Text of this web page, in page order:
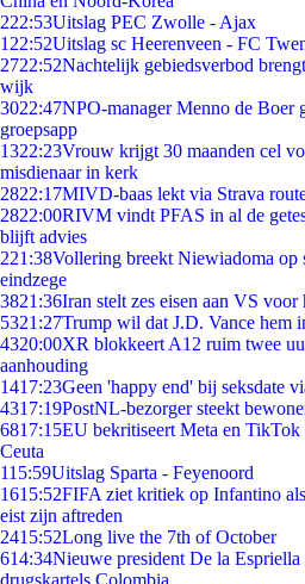
222:53Uitslag PEC Zwolle - Ajax
1 22:52Uitslag sc Heerenveen - FC
2722:52Nachtelijk gebiedsverbod
wijk
3022:47NPO-manager Menno de Boer
groepsapp
1322:23Vrouw krijgt 30 maanden cel
misdienaar in kerk
2822:17MIVD-baas lekt via Strava
2822:00RIVM vindt PFAS in al de
blijft advies
221:38Vollering breekt Niewiadoma op
eindzege
3821:36Iran stelt zes eisen aan VS
5321:27Trump wil dat J.D. Vance hem
4320:00XR blokkeert A12 ruim twee
aanhouding
1417:23Geen 'happy end' bij seksdate
4317:19PostNL-bezorger steekt
6817:15EU bekritiseert Meta en
Ceuta
115:59Uitslag Sparta - Feyenoord
1615:52FIFA ziet kritiek op Infantino
eist zijn aftreden
2415:52Long live the 7th of October
614:34Nieuwe president De la Espriella
drugskartels Colombia